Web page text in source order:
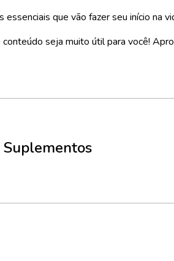
que vão fazer seu início na
seja muito útil para você!